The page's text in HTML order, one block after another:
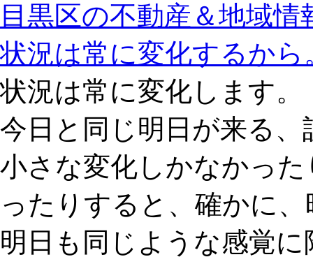
目黒区の不動産＆地域情
状況は常に変化するから
状況は常に変化します。
今日と同じ明日が来る
小さな変化しかなかっ
ったりすると、確かに
明日も同じような感覚